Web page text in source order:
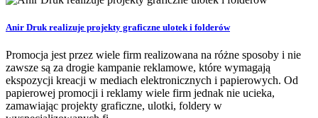
Anir Druk realizuje projekty graficzne ulotek i folderów
Promocja jest przez wiele firm realizowana na różne sposoby i nie
zawsze są za drogie kampanie reklamowe, które wymagają
ekspozycji kreacji w mediach elektronicznych i papierowych. Od
papierowej promocji i reklamy wiele firm jednak nie ucieka,
zamawiając projekty graficzne, ulotki, foldery w